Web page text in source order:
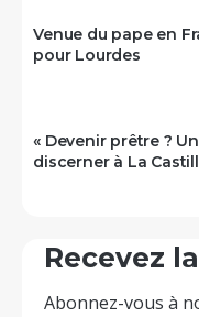
Venue du pape en
pour Lourdes
« Devenir prêtre ?
discerner à La
Recevez
Abonnez-vous à